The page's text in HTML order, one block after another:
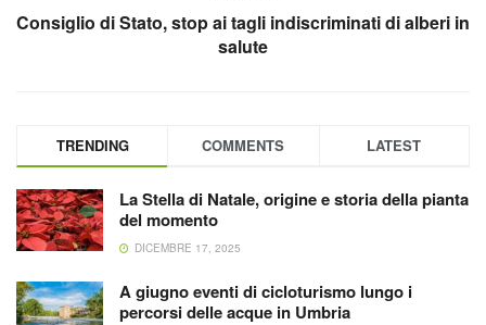
Consiglio di Stato, stop ai tagli indiscriminati di alberi in
salute
TRENDING COMMENTS LATEST
La Stella di Natale, origine e storia della pianta
del momento
DICEMBRE 17, 2025
A giugno eventi di cicloturismo lungo i
percorsi delle acque in Umbria